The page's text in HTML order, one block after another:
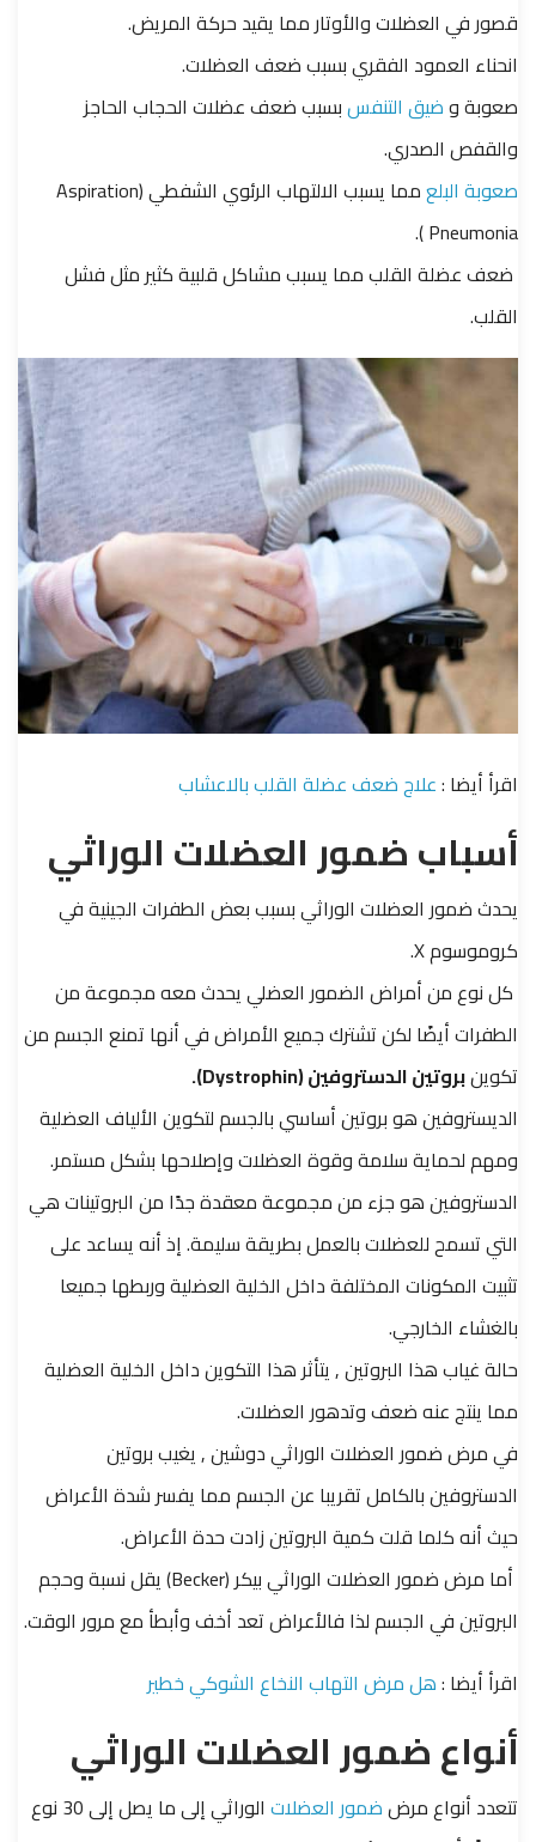
قصور في العضلات والأوتار مما يقيد حركة المريض.
انحناء العمود الفقري بسبب ضعف العضلات.
صعوبة وضيق التنفسبسبب ضعف عضلات الحجاب الحاجز
والقفص الصدري.
صعوبة البلع
مما يسبب الالتهاب الرئوي الشفطي (Aspiration
Pneumonia ).
ضعف عضلة القلب مما يسبب مشاكل قلبية كثير مثل فشل
القلب.
اقرأ أيضا :علاج ضعف عضلة القلب بالاعشاب
أسباب ضمور العضلات الوراثي
يحدث ضمور العضلات الوراثي بسبب بعض الطفرات الجينية في
كروموسوم X.
كل نوع من أمراض الضمور العضلي يحدث معه مجموعة من
الطفرات أيضًا لكن تشترك جميع الأمراض في أنها تمنع الجسم من
تكوينبروتين الدستروفين (Dystrophin).
الديستروفين هو بروتين أساسي بالجسم لتكوين الألياف العضلية
ومهم لحماية سلامة وقوة العضلات وإصلاحها بشكل مستمر.
الدستروفين هو جزء من مجموعة معقدة جدًا من البروتينات هي
التي تسمح للعضلات بالعمل بطريقة سليمة. إذ أنه يساعد على
تثبيت المكونات المختلفة داخل الخلية العضلية وربطها جميعا
بالغشاء الخارجي.
حالة غياب هذا البروتين , يتأثر هذا التكوين داخل الخلية العضلية
مما ينتج عنه ضعف وتدهور العضلات.
في مرض ضمور العضلات الوراثي دوشين , يغيب بروتين
الدستروفين بالكامل تقريبا عن الجسم مما يفسر شدة الأعراض
حيث أنه كلما قلت كمية البروتين زادت حدة الأعراض.
أما مرض ضمور العضلات الوراثي بيكر (Becker) يقل نسبة وحجم
البروتين في الجسم لذا فالأعراض تعد أخف وأبطأ مع مرور الوقت.
اقرأ أيضا :هل مرض التهاب النخاع الشوكي خطير
أنواع ضمور العضلات الوراثي
تتعدد أنواع مرضضمور العضلات
الوراثي إلى ما يصل إلى 30 نوع